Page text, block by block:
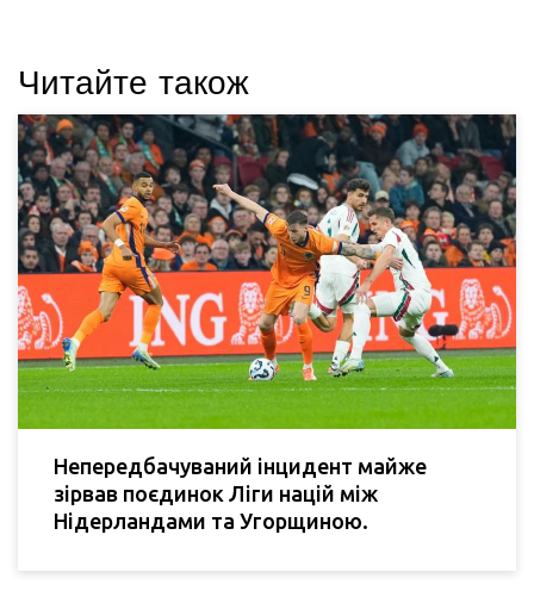
Читайте також
Непередбачуваний інцидент майже
зірвав поєдинок Ліги націй між
Нідерландами та Угорщиною.